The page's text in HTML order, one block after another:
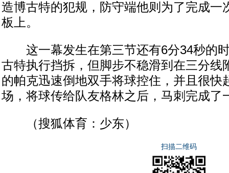
造博古特的犯规，防守端他则为了完成一
板上。
这一幕发生在第三节还有6分34秒的
古特执行挡拆，但脚步不稳滑到在三分线
的帕克迅速倒地双手将球控住，并且很快
场，将球传给队友格林之后，马刺完成了
（搜狐体育：少东）
扫描二维码